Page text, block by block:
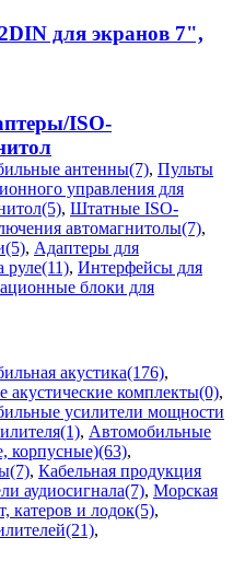
для экранов 7",
ISO-
антенны(7), Пульты
управления для
, Штатные ISO-
автомагнитолы(7),
, Адаптеры для
, Интерфейсы для
блоки для
акустика(176),
акустические комплекты(0),
усилители мощности
, Автомобильные
корпусные)(63),
, Кабельная продукция
аудиосигнала(7), Морская
катеров и лодок(5),
,